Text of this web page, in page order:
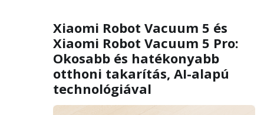
Xiaomi Robot Vacuum 5 és
Xiaomi Robot Vacuum 5 Pro:
Okosabb és hatékonyabb
otthoni takarítás, AI-alapú
technológiával